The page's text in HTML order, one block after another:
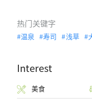
热门关键字
温泉 寿司 浅草
Interest
美食